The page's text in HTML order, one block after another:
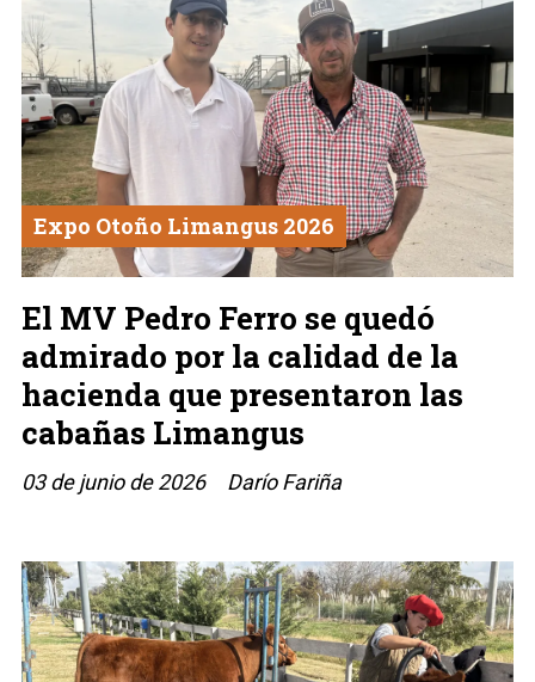
El MV Pedro Ferro se quedó
admirado por la calidad de la
hacienda que presentaron las
cabañas Limangus
Darío Fariña
Expo Otoño Limangus 2026
03 de junio de 2026